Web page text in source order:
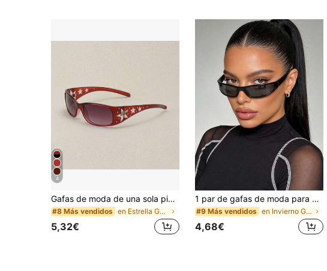
4
Gafas de moda de una sola pieza para mujer en color burdeos, decoradas con patrón de estrellas y strass, accesorio de estilo versátil, adecuado para uso diario y fiestas, accesorio de playa, gafas de estilo Y2K para festivales de música, perfecto para vacaciones de verano en la playa, actividades al aire libre, viajes, esencial para la temporada de regreso a la escuela
#8 Más vendidos en Estrella Gafas y accesorios para gafas de mujer
5,32€
1 par de gafas de moda para mujer con marco pequeño envolvente negro, gafas vanguardistas Y2K, gafas futuristas de marco estrecho y pequeño para mujer
#9 Más vendidos en Invierno Gafas y accesorios para gafas de mujer
4,68€